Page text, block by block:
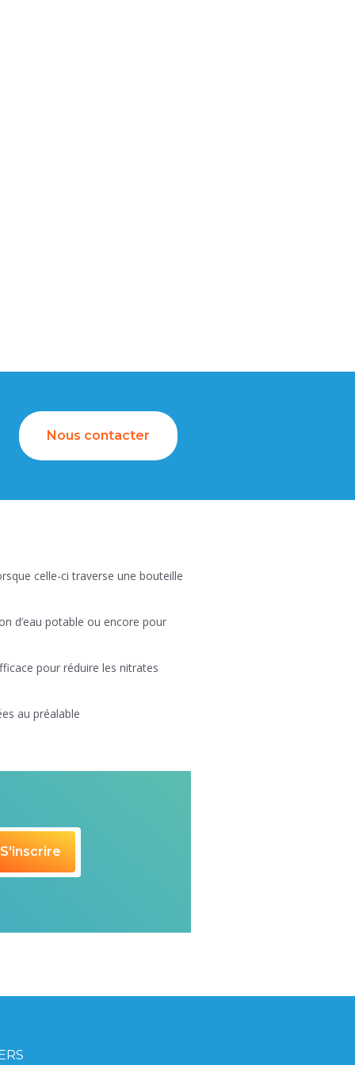
Nous contacter
celle-ci traverse une bouteille
d’eau potable ou encore pour
pour réduire les nitrates
au préalable